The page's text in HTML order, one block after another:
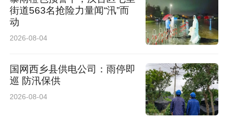
街道563名抢险力量闻“汛”而
动
2026-08-04
国网西乡县供电公司：雨停即
巡 防汛保供
2026-08-04